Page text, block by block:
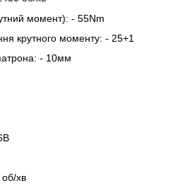
момент): - 55Nm
крутного моменту: - 25+1
- 10мм
хв